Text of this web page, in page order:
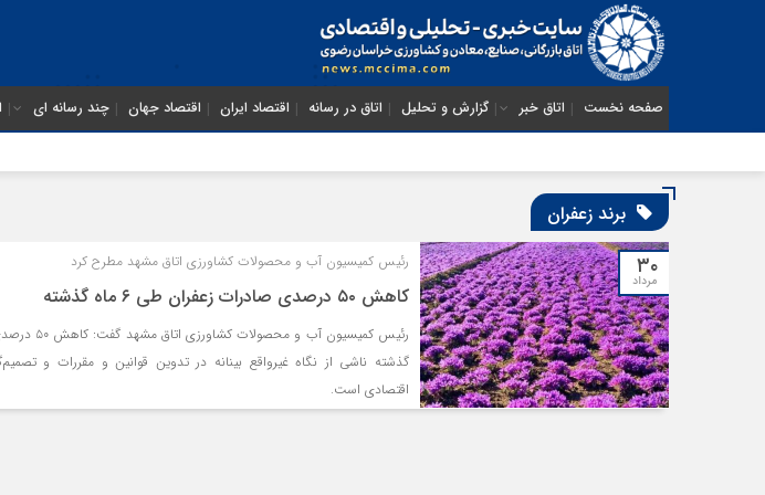
صفحه نخست اتاق خبر گزارش و تحلیل اتاق در رسانه اقتصاد ایران اقتصاد جهان چند رسانه ای
برند زعفران
۳۰
مرداد
رئیس کمیسیون آب و محصولات کشاورزی اتاق مشهد مطرح کرد
کاهش ۵۰ درصدی صادرات زعفران طی ۶ ماه گذشته
گذشته ناشی از نگاه غیرواقع بینانه در تدوین قوانین و مقررات و
اقتصادی است.